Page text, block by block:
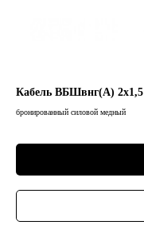
Кабель ВБШвнг(А) 2х1,5
бронированный силовой медный